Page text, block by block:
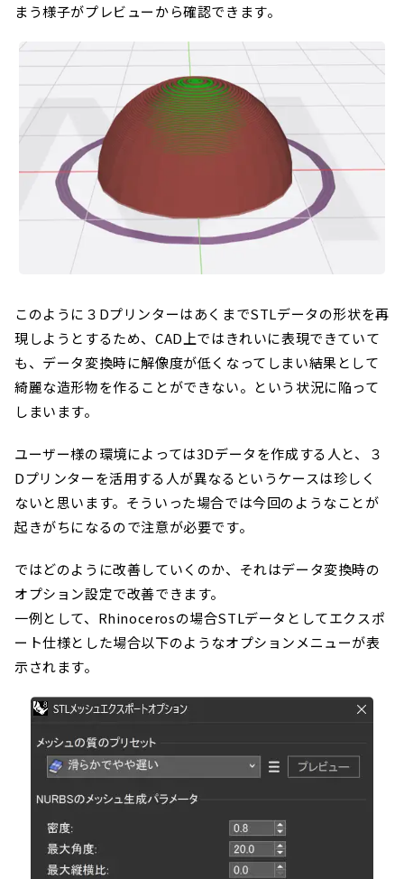
まう様子がプレビューから確認できます。
このように３DプリンターはあくまでSTLデータの形状を再
現しようとするため、CAD上ではきれいに表現できていて
も、データ変換時に解像度が低くなってしまい結果として
綺麗な造形物を作ることができない。という状況に陥って
しまいます。
ユーザー様の環境によっては3Dデータを作成する人と、３
Dプリンターを活用する人が異なるというケースは珍しく
ないと思います。そういった場合では今回のようなことが
起きがちになるので注意が必要です。
ではどのように改善していくのか、それはデータ変換時の
オプション設定で改善できます。
一例として、Rhinocerosの場合STLデータとしてエクスポ
ート仕様とした場合以下のようなオプションメニューが表
示されます。